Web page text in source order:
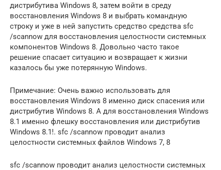
дистрибутива Windows 8, затем войти в среду
восстановления Windows 8 и выбрать командную
строку и уже в ней запустить средство средства sfc
/scannow для восстановления целостности системных
компонентов Windows 8. Довольно часто такое
решение спасает ситуацию и возвращает к жизни
казалось бы уже потерянную Windows.
Примечание: Очень важно использовать для
восстановления Windows 8 именно диск спасения или
дистрибутив Windows 8. А для восстановления Windows
8.1 именно флешку восстановления или дистрибутив
Windows 8.1!. sfc /scannow проводит анализ
целостности системных файлов Windows 7, 8
sfc /scannow проводит анализ целостности системных